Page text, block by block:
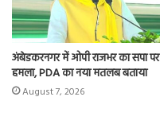
अंबेडकरनगर में ओपी राजभर का सपा पर
हमला, PDA का नया मतलब बताया
August 7, 2026